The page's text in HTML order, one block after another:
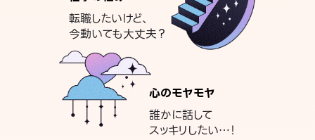
転職したいけど、
今動いても大丈夫？
心のモヤモヤ
誰かに話して
スッキリしたい…！